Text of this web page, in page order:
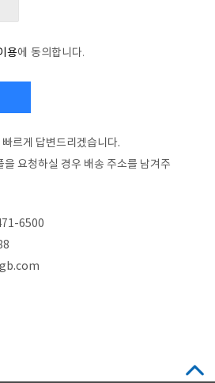
용에 동의합니다.
르게 답변드리겠습니다.
요청하실 경우 배송 주소를 남겨주
6500